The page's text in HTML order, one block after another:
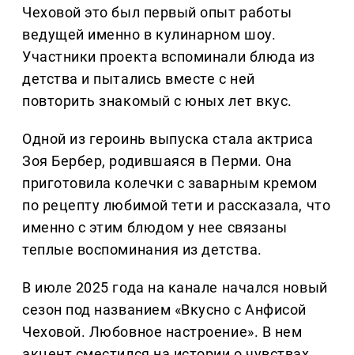
Чеховой это был первый опыт работы
ведущей именно в кулинарном шоу.
Участники проекта вспоминали блюда из
детства и пытались вместе с ней
повторить знакомый с юных лет вкус.
Одной из героинь выпуска стала актриса
Зоя Бербер, родившаяся в Перми. Она
приготовила колечки с заварным кремом
по рецепту любимой тети и рассказала, что
именно с этим блюдом у нее связаны
теплые воспоминания из детства.
В июле 2025 года на канале начался новый
сезон под названием «Вкусно с Анфисой
Чеховой. Любовное настроение». В нем